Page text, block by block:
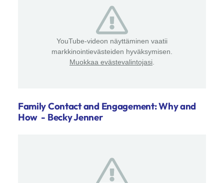
YouTube-videon näyttäminen vaatii
markkinointievästeiden hyväksymisen.
Muokkaa evästevalintojasi
Family Contact and Engagement: Why and
How - Becky Jenner